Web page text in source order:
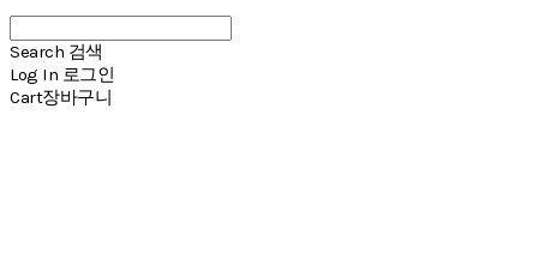
Search 검색
Log In 로그인
Cart장바구니